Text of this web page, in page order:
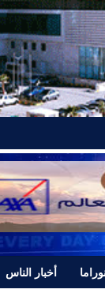
أخبار الناس